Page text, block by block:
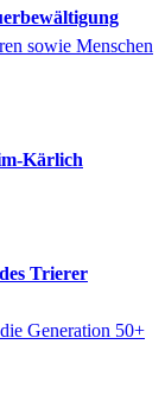
sowie Menschen
Kärlich
Trierer
Generation 50+